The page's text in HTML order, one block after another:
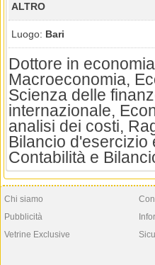
ALTRO
Luogo: Bari
Dottore in
Macroeconomia,
Scienza delle
internazionale,
analisi dei costi,
Bilancio d'esercizio
Contabilità e
Chi siamo
Pubblicità
Vetrine Exclusive